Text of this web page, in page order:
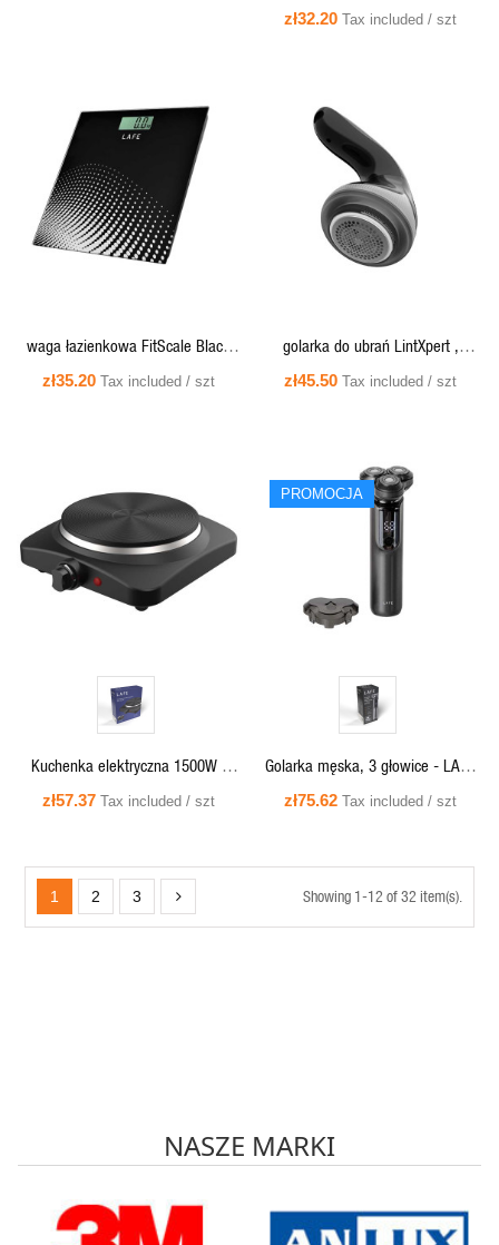
Lafe Precision White
zł32.20 Tax included / szt
QUICK VIEW
waga łazienkowa FitScale Black
150kg, szkło, LCD
zł35.20 Tax included / szt
QUICK VIEW
golarka do ubrań LintXpert ,
akum., DC5V1A,400mAh,
zł45.50 Tax included / szt
QUICK VIEW
Kuchenka elektryczna 1500W -
KEW001 Lafe
zł57.37 Tax included / szt
PROMOCJA
QUICK VIEW
Golarka męska, 3 głowice - LAFE
MasterGlide
zł75.62 Tax included / szt
1 2 3 Showing 1-12 of 32 item(s).
NASZE MARKI